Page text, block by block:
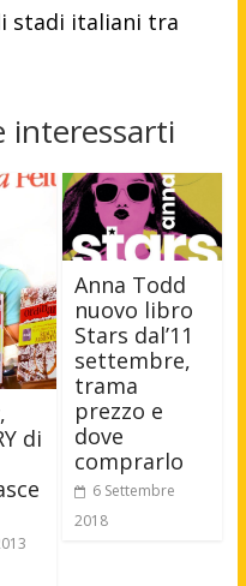
stadi italiani tra
interessarti
di
Anna Todd
nuovo libro
Stars dal’11
settembre,
trama
prezzo e
dove
comprarlo
6 Settembre
2018